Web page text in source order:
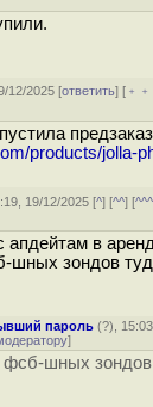
12/2025 [ответить] [
products/jolla-
19/12/2025 [^] [^^] [^^^
апдейтам в
шных зондов
пароль (?),
]
фсб-шных зондов